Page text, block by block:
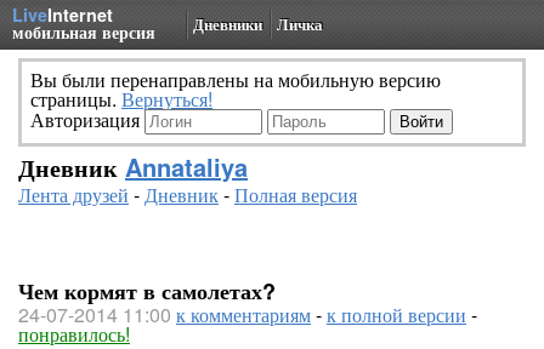
LiveInternet
мобильная версия Дневники Личка
Вы были перенаправлены на мобильную версию
страницы. Вернуться!
Авторизация
Дневник Annataliya
Лента друзей -Дневник-Полная версия
Чем кормят в самолетах?
24-07-2014 11:00 к комментариям-к полной версии -
понравилось!